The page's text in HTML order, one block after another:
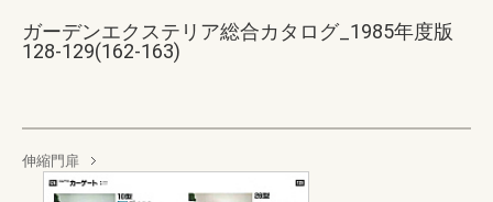
ガーデンエクステリア総合カタログ_1985年度版
128-129(162-163)
伸縮門扉